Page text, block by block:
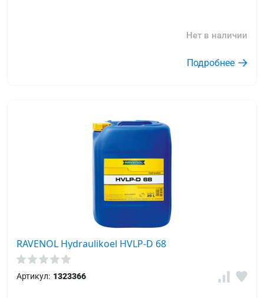
Нет в наличии
Подробнее
RAVENOL Hydraulikoel HVLP-D 68
Артикул: 1323366